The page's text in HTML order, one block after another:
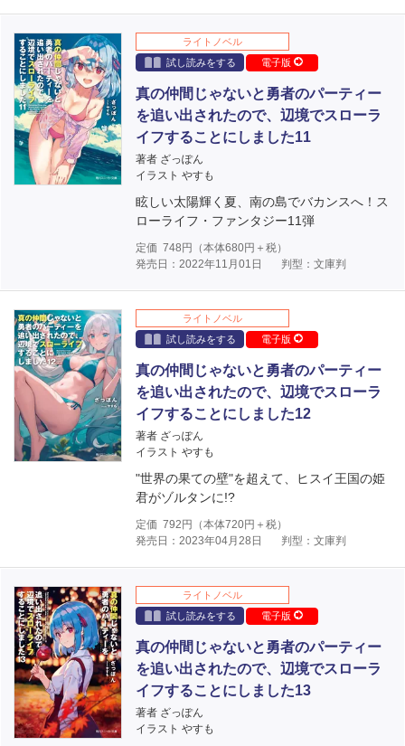
ライトノベル
試し読みをする
電子版
真の仲間じゃないと勇者のパーティー
を追い出されたので、辺境でスローラ
イフすることにしました11
著者 ざっぽん
イラスト やすも
眩しい太陽輝く夏、南の島でバカンスへ！ス
ローライフ・ファンタジー11弾
定価 748 円（本体680円＋税）
発売日：2022年11月01日
判型：文庫判
ライトノベル
試し読みをする
電子版
真の仲間じゃないと勇者のパーティー
を追い出されたので、辺境でスローラ
イフすることにしました12
著者 ざっぽん
イラスト やすも
"世界の果ての壁"を超えて、ヒスイ王国の姫
君がゾルタンに!?
定価 792 円（本体720円＋税）
発売日：2023年04月28日
判型：文庫判
ライトノベル
試し読みをする
電子版
真の仲間じゃないと勇者のパーティー
を追い出されたので、辺境でスローラ
イフすることにしました13
著者 ざっぽん
イラスト やすも